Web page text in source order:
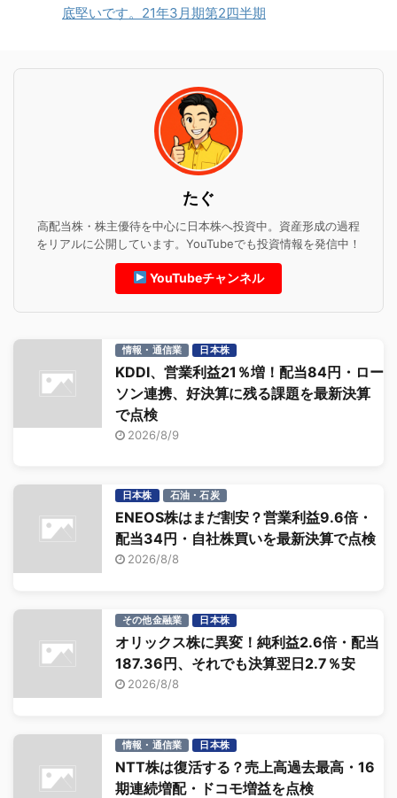
底堅いです。21年3月期第2四半期
たぐ
高配当株・株主優待を中心に日本株へ投資中。資産形成の過程
をリアルに公開しています。YouTubeでも投資情報を発信中！
YouTubeチャンネル
情報・通信業 日本株
KDDI、営業利益21％増！配当84円・ロー
ソン連携、好決算に残る課題を最新決算
で点検
2026/8/9
日本株 石油・石炭
ENEOS株はまだ割安？営業利益9.6倍・
配当34円・自社株買いを最新決算で点検
2026/8/8
その他金融業 日本株
オリックス株に異変！純利益2.6倍・配当
187.36円、それでも決算翌日2.7％安
2026/8/8
情報・通信業 日本株
NTT株は復活する？売上高過去最高・16
期連続増配・ドコモ増益を点検